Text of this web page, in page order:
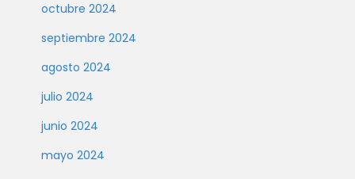
octubre 2024
septiembre 2024
agosto 2024
julio 2024
junio 2024
mayo 2024